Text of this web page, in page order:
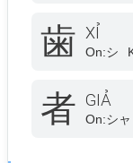
歯 XỈ
On:シ
者 GIẢ
On:シャ